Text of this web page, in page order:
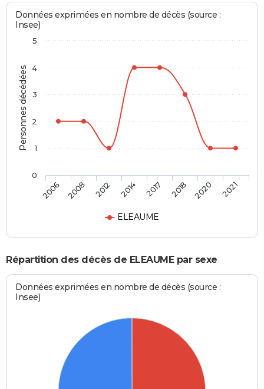
Personnes décédées
Données exprimées en nombre de décès (source :
Insee)
ELEAUME
2006 2008 2012 2014 2017 2018 2020 2021
0
1
2
3
4
5
Répartition des décès de ELEAUME par sexe
Données exprimées en nombre de décès (source :
Insee)